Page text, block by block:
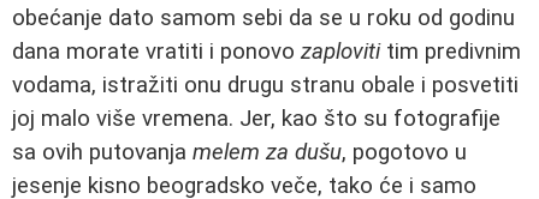
obećanje dato samom sebi da se u roku od godinu
dana morate vratiti i ponovo zaplovititim predivnim
vodama, istražiti onu drugu stranu obale i posvetiti
joj malo više vremena. Jer, kao što su fotografije
sa ovih putovanja melem za dušu, pogotovo u
jesenje kisno beogradsko veče, tako će i samo